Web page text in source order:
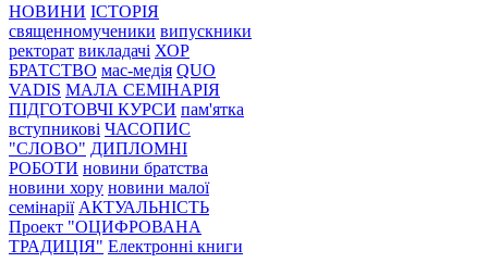
НОВИНИ ІСТОРІЯ
священномученики випускники
ректорат викладачі ХОР
БРАТСТВО мас-медія QUO
VADIS МАЛА СЕМІНАРІЯ
ПІДГОТОВЧІ КУРСИ пам'ятка
вступникові ЧАСОПИС
"СЛОВО" ДИПЛОМНІ
РОБОТИ новини братства
новини хору новини малої
семінарії АКТУАЛЬНІСТЬ
Проект "ОЦИФРОВАНА
ТРАДИЦІЯ" Електронні книги